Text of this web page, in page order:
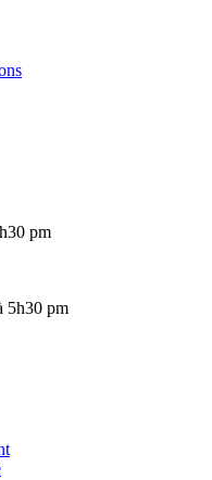
pm
5h30 pm